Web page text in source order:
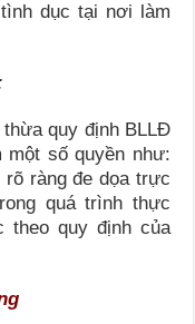
dục tại nơi làm
thừa quy định BLLĐ
một số quyền như:
ràng đe dọa trực
quá trình thực
theo quy định của